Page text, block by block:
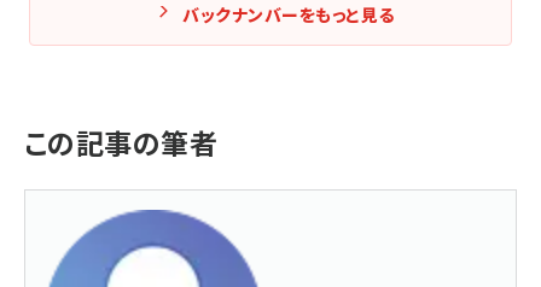
バックナンバーをもっと見る
この記事の筆者